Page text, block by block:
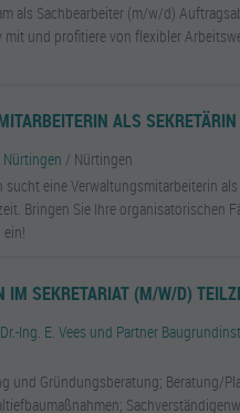
als Sachbearbeiter (m/w/d)
mit und profitiere von flexibler
ALS
Nürtingen / Nürtingen
sucht eine Verwaltungsmitarbeiterin
Bringen Sie Ihre organisatorischen
IM SEKRETARIAT (M/W/D)
Ing. E. Vees und Partner
und Gründungsberatung; Beratung/